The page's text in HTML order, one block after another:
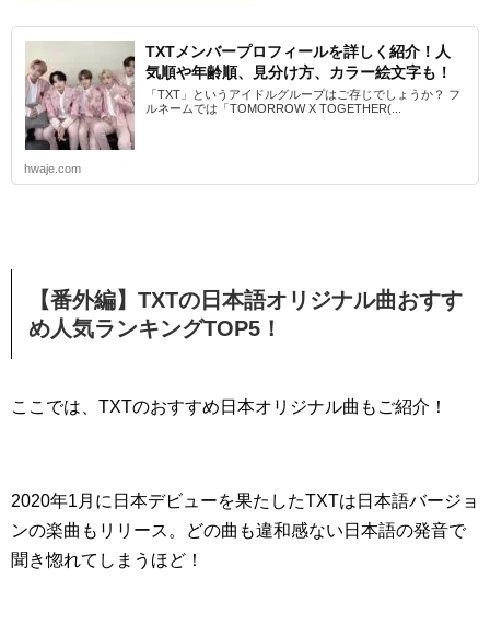
TXTメンバープロフィールを詳しく紹介！人
気順や年齢順、見分け方、カラー絵文字も！
「TXT」というアイドルグループはご存じでしょうか？ フ
ルネームでは「TOMORROW X TOGETHER(...
hwaje.com
【番外編】TXTの日本語オリジナル曲おすす
め人気ランキングTOP5！
ここでは、TXTのおすすめ日本オリジナル曲もご紹介！
2020年1月に日本デビューを果たしたTXTは日本語バージョ
ンの楽曲もリリース。どの曲も違和感ない日本語の発音で
聞き惚れてしまうほど！